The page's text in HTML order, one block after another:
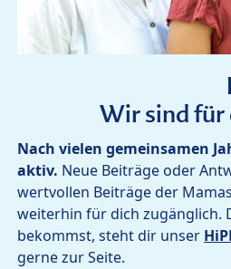
Wir sind für
Nach vielen gemeinsamen
aktiv. Neue Beiträge oder
wertvollen Beiträge der
weiterhin für dich zugänglich.
bekommst, steht dir unser
gerne zur Seite.